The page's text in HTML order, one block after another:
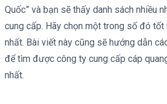
Quốc” và bạn sẽ thấy danh sách nhiều
cung cấp. Hãy chọn một trong số đó
nhất. Bài viết này cũng sẽ hướng dẫn
để tìm được công ty cung cấp cáp
nhất.